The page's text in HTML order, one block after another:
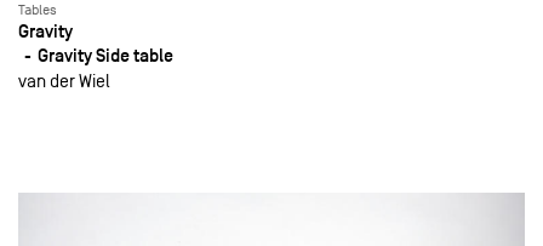
Tables
Gravity
Gravity Side table
van der Wiel